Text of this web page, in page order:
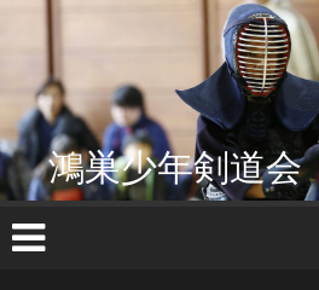
ツ
へ
ス
キ
ッ
鴻巣少年剣道会